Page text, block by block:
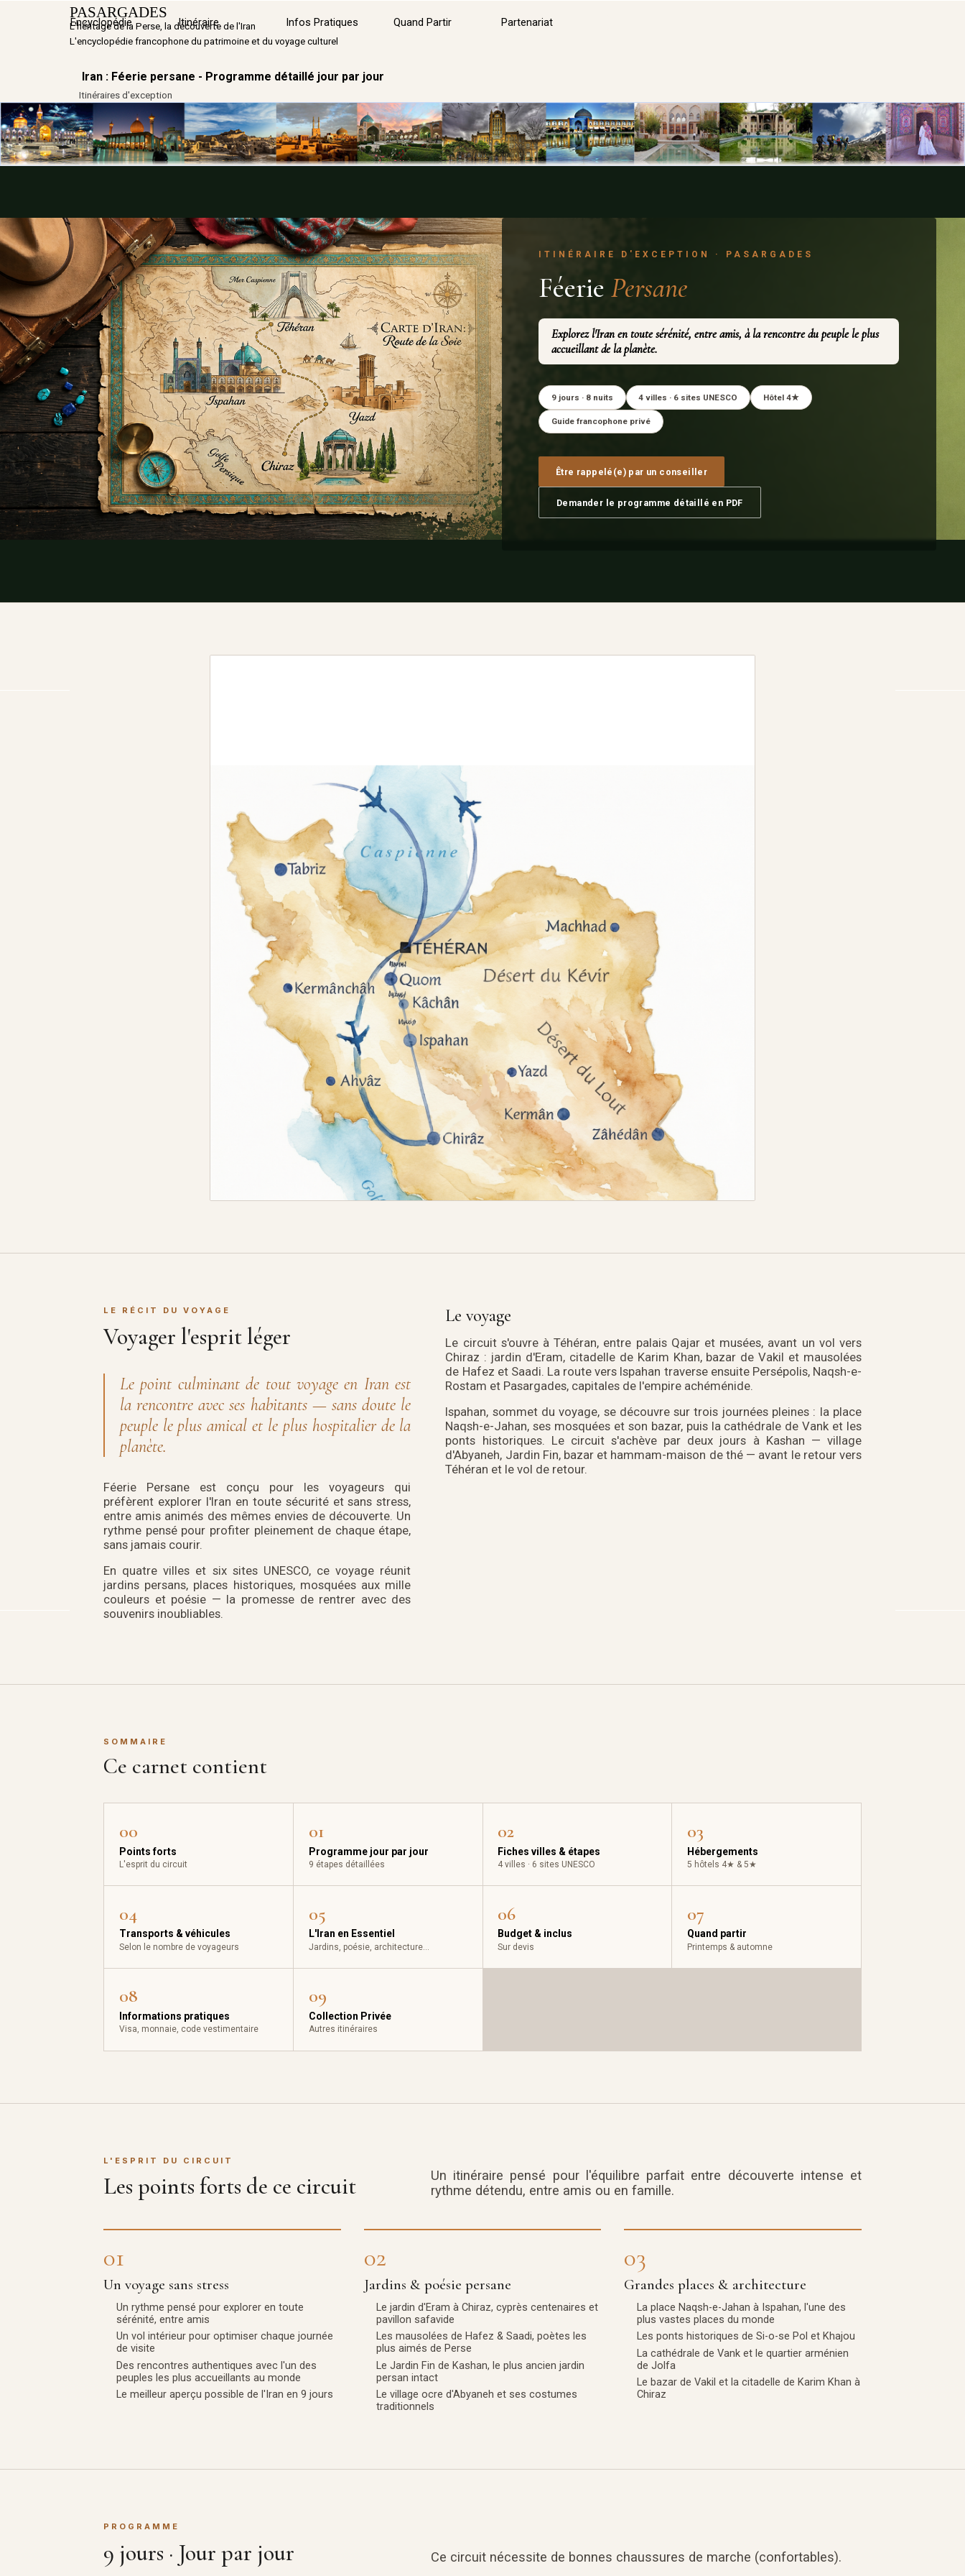
Aller au contenuPASARGADES
Sauter le menu
Encyclopédie Itinéraire ▼
Infos Pratiques Quand Partir Partenariat
L'héritage de la Perse, la découverte de l'Iran
L'encyclopédie francophone du patrimoine et du voyage culturel
Iran : Féerie persane - Programme détaillé jour par jour
Itinéraires d'exception
ITINÉRAIRE D'EXCEPTION · PASARGADES
FéeriePersane
Explorez l'Iran en toute sérénité, entre amis, à la rencontre du peuple le plus
accueillant de la planète.
9 jours · 8 nuits 4 villes · 6 sites UNESCO Hôtel 4★
Guide francophone privé
Être rappelé(e) par un conseiller
Demander le programme détaillé en PDF
LE RÉCIT DU VOYAGE
Voyager l'esprit léger
Le point culminant de tout voyage en Iran est
la rencontre avec ses habitants — sans doute le
peuple le plus amical et le plus hospitalier de la
planète.
Féerie Persane est conçu pour les voyageurs qui
préfèrent explorer l'Iran en toute sécurité et sans stress,
entre amis animés des mêmes envies de découverte. Un
rythme pensé pour profiter pleinement de chaque étape,
sans jamais courir.
En quatre villes et six sites UNESCO, ce voyage réunit
jardins persans, places historiques, mosquées aux mille
couleurs et poésie — la promesse de rentrer avec des
souvenirs inoubliables.
Le voyage
Le circuit s'ouvre à Téhéran, entre palais Qajar et musées, avant un vol vers
Chiraz : jardin d'Eram, citadelle de Karim Khan, bazar de Vakil et mausolées
de Hafez et Saadi. La route vers Ispahan traverse ensuite Persépolis, Naqsh-e-
Rostam et Pasargades, capitales de l'empire achéménide.
Ispahan, sommet du voyage, se découvre sur trois journées pleines : la place
Naqsh-e-Jahan, ses mosquées et son bazar, puis la cathédrale de Vank et les
ponts historiques. Le circuit s'achève par deux jours à Kashan — village
d'Abyaneh, Jardin Fin, bazar et hammam-maison de thé — avant le retour vers
Téhéran et le vol de retour.
SOMMAIRE
Ce carnet contient
00
Points forts
L'esprit du circuit
01
Programme jour par jour
9 étapes détaillées
02
Fiches villes & étapes
4 villes · 6 sites UNESCO
03
Hébergements
5 hôtels 4★ & 5★
04
Transports & véhicules
Selon le nombre de voyageurs
05
L'Iran en Essentiel
Jardins, poésie, architecture…
06
Budget & inclus
Sur devis
07
Quand partir
Printemps & automne
08
Informations pratiques
Visa, monnaie, code vestimentaire
09
Collection Privée
Autres itinéraires
L'ESPRIT DU CIRCUIT
Les points forts de ce circuit
Un itinéraire pensé pour l'équilibre parfait entre découverte intense et
rythme détendu, entre amis ou en famille.
01
Un voyage sans stress
Un rythme pensé pour explorer en toute
sérénité, entre amis
Un vol intérieur pour optimiser chaque journée
de visite
Des rencontres authentiques avec l'un des
peuples les plus accueillants au monde
Le meilleur aperçu possible de l'Iran en 9 jours
02
Jardins & poésie persane
Le jardin d'Eram à Chiraz, cyprès centenaires et
pavillon safavide
Les mausolées de Hafez & Saadi, poètes les
plus aimés de Perse
Le Jardin Fin de Kashan, le plus ancien jardin
persan intact
Le village ocre d'Abyaneh et ses costumes
traditionnels
03
Grandes places & architecture
La place Naqsh-e-Jahan à Ispahan, l'une des
plus vastes places du monde
Les ponts historiques de Si-o-se Pol et Khajou
La cathédrale de Vank et le quartier arménien
de Jolfa
Le bazar de Vakil et la citadelle de Karim Khan à
Chiraz
PROGRAMME
9 jours · Jour par jour Ce circuit nécessite de bonnes chaussures de marche (confortables).